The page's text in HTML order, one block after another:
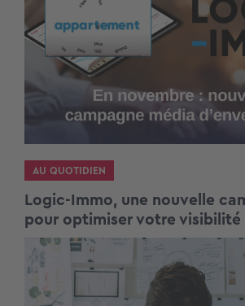
AU QUOTIDIEN
Logic-Immo, une nouvelle
pour optimiser votre visibilité